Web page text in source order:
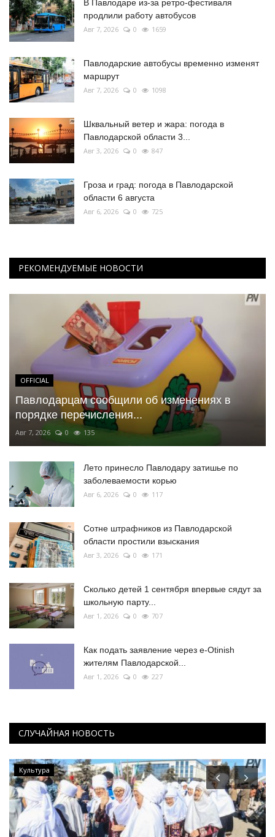
В Павлодаре из-за ретро-фестиваля
продлили работу автобусов
Авг 7, 2026 0 1659
Павлодарские автобусы временно изменят
маршрут
Авг 7, 2026 0 1098
Шквальный ветер и жара: погода в
Павлодарской области 3...
Авг 3, 2026 0 847
Гроза и град: погода в Павлодарской
области 6 августа
Авг 6, 2026 0 725
РЕКОМЕНДУЕМЫЕ НОВОСТИ
OFFICIAL
Павлодарцам сообщили об изменениях в
порядке перечисления...
Авг 7, 2026 0 135
Лето принесло Павлодару затишье по
заболеваемости корью
Авг 6, 2026 0 117
Сотне штрафников из Павлодарской
области простили взыскания
Авг 3, 2026 0 171
Сколько детей 1 сентября впервые сядут за
школьную парту...
Авг 1, 2026 0 707
Как подать заявление через e-Otinish
жителям Павлодарской...
Авг 1, 2026 0 227
СЛУЧАЙНАЯ НОВОСТЬ
Культура